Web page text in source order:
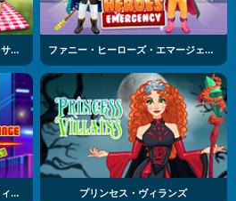
ゲット・レディ・ウィズ・ミー・サマーピクニック ファニー・ヒーローズ・エマージェンシー
レディ・ストレンジとルビー・ウィッチ プリンセス・ヴィランズ